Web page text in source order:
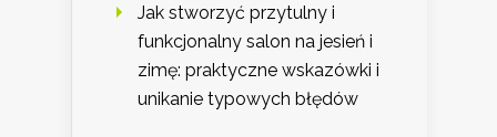
Jak stworzyć przytulny i
funkcjonalny salon na jesień i
zimę: praktyczne wskazówki i
unikanie typowych błędów